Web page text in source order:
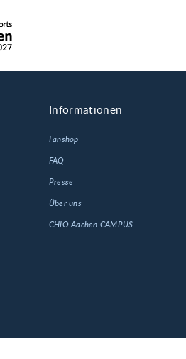
Informationen
Fanshop
FAQ
Presse
Über uns
CHIO Aachen CAMPUS